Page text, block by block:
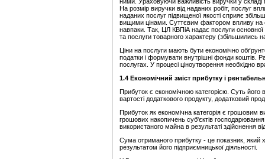
На розмір виручки від наданих робіт, послуг
наданих послуг підвищеної якості сприяє
вищими цінами. Суттєвим фактором впливу на
навпаки. Так, ЦЛ КВПіА надає послуги основної
та послуги товарного характеру (збільшились
Ціни на послуги мають бути економічно
податки і формувати внутрішні фонди коштів.
послугах. У процесі ціноутворення необхідно
1.4 Економічний зміст прибутку і
Прибуток є економічною категорією. Суть його
вартості додаткового продукту, додатковий
Прибуток як економічна категорія є грошовим
грошових накопичень суб'єктів
використаного майна в результаті здійснення
Сума отриманого прибутку - це показник, який
результатом його підприємницької діяльності.